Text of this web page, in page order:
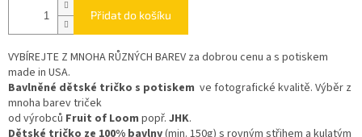
Přidat do košíku
VYBÍREJTE Z MNOHA RŮZNÝCH BAREV za dobrou cenu a s potiskem
made in USA.
Bavlněné dětské tričko s potiskem ve fotografické kvalitě. Výběr z
mnoha barev triček
od výrobců Fruit of Loom popř. JHK.